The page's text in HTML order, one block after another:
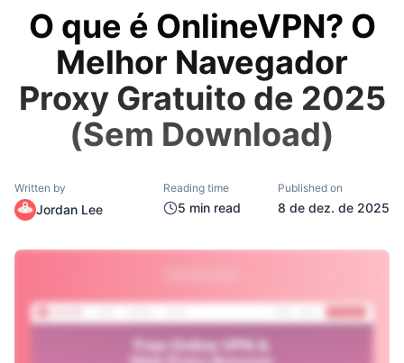
O que é OnlineVPN? O
Melhor Navegador
Proxy Gratuito de 2025
(Sem Download)
Written by
Jordan Lee
Reading time
5 min read
Published on
8 de dez. de 2025